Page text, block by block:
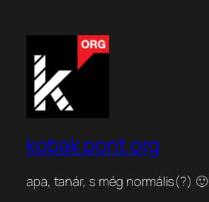
kobak pont org
apa, tanár, s még normális(?) 🙂